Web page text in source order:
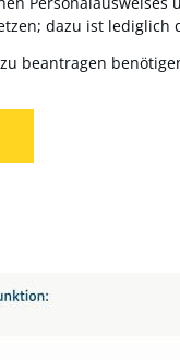
dazu ist lediglich
beantragen